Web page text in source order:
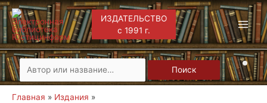
ИЗДАТЕЛЬСТВО
с 1991 г.
Main
Искать:
Поиск
Главная
Издания